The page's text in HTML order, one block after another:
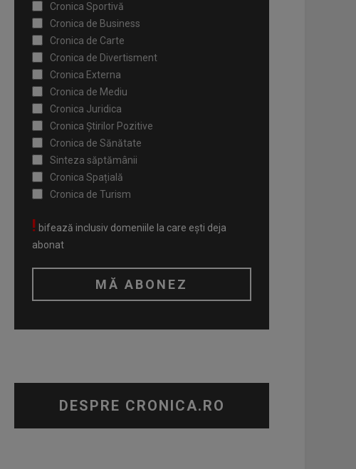
Cronica Sportivă
Cronica de Business
Cronica de Carte
Cronica de Divertisment
Cronica Externa
Cronica de Mediu
Cronica Juridica
Cronica Știrilor Pozitive
Cronica de Sănătate
Sinteza săptămânii
Cronica Spațială
Cronica de Turism
! bifează inclusiv domeniile la care ești deja
abonat
DESPRE CRONICA.RO